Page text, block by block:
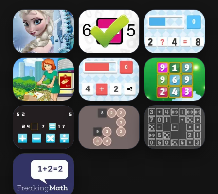
Frozen Math
Quiz
Math Genius The Operators
2
Supermarket Operator 3 Math Plus
Elementary
Arithmetic
Game